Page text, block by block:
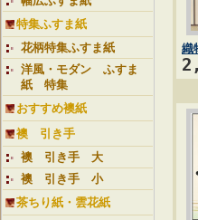
特集ふすま紙
花柄特集ふすま紙
洋風・モダン ふすま
紙 特集
おすすめ襖紙
襖 引き手
襖 引き手 大
襖 引き手 小
茶ちり紙・雲花紙
織